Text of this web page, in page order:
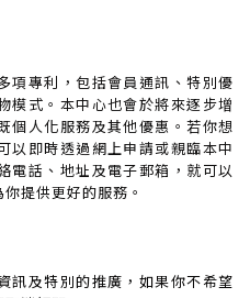
項專利，包括會員通訊、特別優
模式。本中心也會於將來逐步增
個人化服務及其他優惠。若你想
以即時透過網上申請或親臨本中
電話、地址及電子郵箱，就可以
你提供更好的服務。
訊及特別的推廣，如果你不希望